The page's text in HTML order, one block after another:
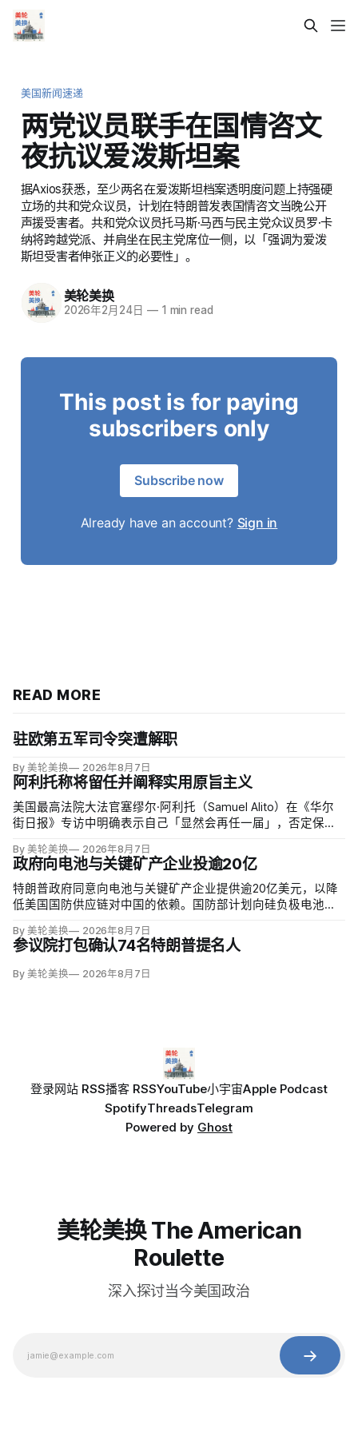
美国新闻速递
两党议员联手在国情咨文
夜抗议爱泼斯坦案
据Axios获悉，至少两名在爱泼斯坦档案透明度问题上持强硬
立场的共和党众议员，计划在特朗普发表国情咨文当晚公开
声援受害者。共和党众议员托马斯·马西与民主党众议员罗·卡
纳将跨越党派、并肩坐在民主党席位一侧，以「强调为爱泼
斯坦受害者伸张正义的必要性」。
美轮美换
2026年2月24日 —1 min read
This post is for paying
subscribers only
Subscribe now
Already have an account? Sign in
READ MORE
驻欧第五军司令突遭解职
By 美轮美换 2026年8月7日
阿利托称将留任并阐释实用原旨主义
美国最高法院大法官塞缪尔·阿利托（Samuel Alito）在《华尔
街日报》专访中明确表示自己「显然会再任一届」，否定保守
者的呼声。76岁的阿利托称这类催退提醒他生命有限，却也暗
含法官可以互换的误解。
By 美轮美换 2026年8月7日
政府向电池与关键矿产企业投逾20亿
特朗普政府同意向电池与关键矿产企业提供逾20亿美元，以降
低美国国防供应链对中国的依赖。国防部计划向硅负极电池公
开采钪的日出能源金属公司（Sunrise Energy Metals）提供4亿
美元贷款，美…
By 美轮美换 2026年8月7日
参议院打包确认74名特朗普提名人
By 美轮美换 2026年8月7日
登录网站 RSS播客 RSSYouTube小宇宙Apple Podcast
SpotifyThreadsTelegram
Powered by Ghost
美轮美换 The American
Roulette
深入探讨当今美国政治